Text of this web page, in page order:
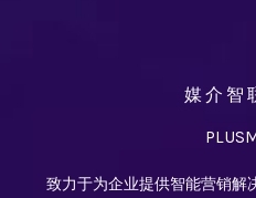
媒介智
致力于为企业提供智能营销解